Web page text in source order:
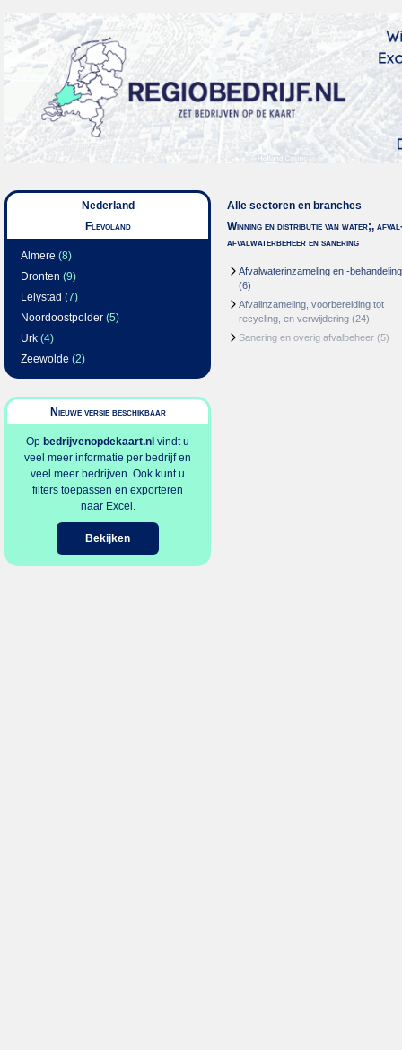
Nederland
Flevoland
Almere (8)
Dronten (9)
Lelystad (7)
Noordoostpolder (5)
Urk (4)
Zeewolde (2)
Nieuwe versie beschikbaar
Op bedrijvenopdekaart.nl vindt u
veel meer informatie per bedrijf en
veel meer bedrijven. Ook kunt u
filters toepassen en exporteren
naar Excel.
Bekijken
Alle sectoren en branches
Winning en distributie van water;,
afvalwaterbeheer en sanering
Afvalwaterinzameling en -behandeling
(6)
Afvalinzameling, voorbereiding tot
recycling, en verwijdering (24)
Sanering en overig afvalbeheer (5)